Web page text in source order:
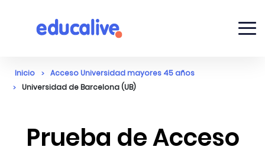
Inicio
Acceso Universidad mayores 45 años
Universidad de Barcelona (UB)
Prueba de Acceso